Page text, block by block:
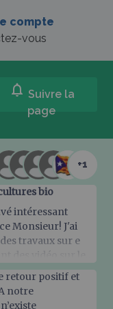
compte
vous
notifications Suivre la
page
+1
bio
intéressant
Monsieur! J'ai
travaux sur e
Thomas. Nous
bio et
de production
retour positif et
notre